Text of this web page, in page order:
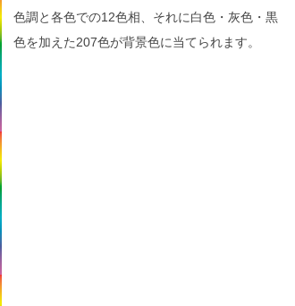
色調と各色での12色相、それに白色・灰色・黒
色を加えた207色が背景色に当てられます。